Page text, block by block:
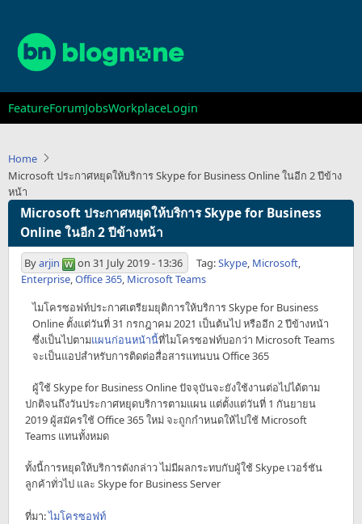
main
content
Main
navigation
FeatureForumJobsWorkplaceLogin
Home
Microsoft ประกาศหยุดให้บริการ Skype for Business Online ในอีก 2 ปีข้าง
หน้า
Microsoft ประกาศหยุดให้บริการ Skype for Business
Online ในอีก 2 ปีข้างหน้า
Byarjin on 31 July 2019 - 13:36 Tag:Skype, Microsoft,
Enterprise,Office 365, Microsoft Teams
ไมโครซอฟท์ประกาศเตรียมยุติการให้บริการ Skype for Business
Online ตั้งแต่วันที่ 31 กรกฎาคม 2021 เป็นต้นไป หรืออีก 2 ปีข้างหน้า
ซึ่งเป็นไปตามแผนก่อนหน้านี้ที่ไมโครซอฟท์บอกว่า Microsoft Teams
จะเป็นแอปสำหรับการติดต่อสื่อสารแทนบน Office 365
ผู้ใช้ Skype for Business Online ปัจจุบันจะยังใช้งานต่อไปได้ตาม
ปกติจนถึงวันประกาศหยุดบริการตามแผน แต่ตั้งแต่วันที่ 1 กันยายน
2019 ผู้สมัครใช้ Office 365 ใหม่ จะถูกกำหนดให้ไปใช้ Microsoft
Teams แทนทั้งหมด
ทั้งนี้การหยุดให้บริการดังกล่าว ไม่มีผลกระทบกับผู้ใช้ Skype เวอร์ชัน
ลูกค้าทั่วไป และ Skype for Business Server
ที่มา:ไมโครซอฟท์